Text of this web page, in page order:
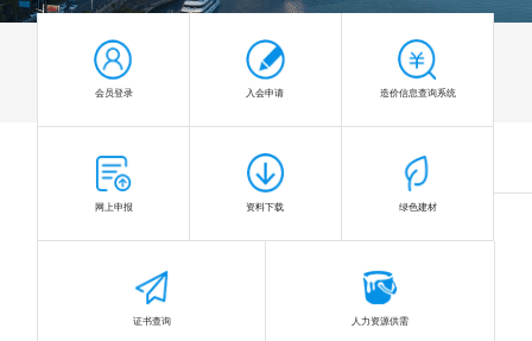
会员登录 入会申请 造价信息查询系统
网上申报 资料下载 绿色建材
证书查询 人力资源供需
首页 > 热点聚焦
即将交通管制！涉及全